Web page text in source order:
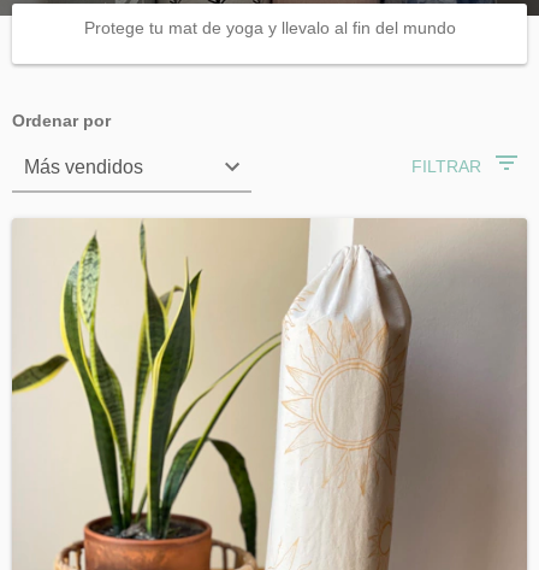
Protege tu mat de yoga y llevalo al fin del mundo
Ordenar por
FILTRAR